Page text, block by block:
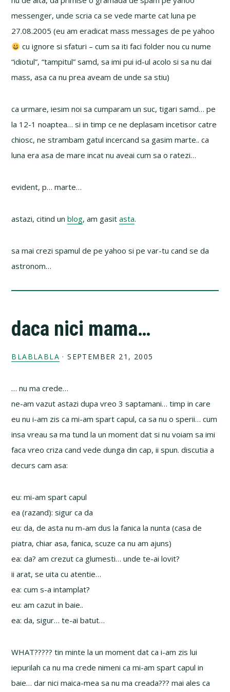
messenger, unde scria ca se vede marte cat luna pe
27.08.2005 (eu am eradicat mass messages de pe yahoo
cu ignore si sfaturi – cum sa iti faci folder nou cu nume
“idiotul”, “tampitul” samd, sa imi pui id-ul acolo si sa nu dai
mass, asa ca nu prea aveam de unde sa stiu)
ca urmare, iesim noi sa cumparam un suc, tigari samd… pe
la 12-1 noaptea… si in timp ce ne deplasam incetisor catre
chiosc, ne strambam gatul incercand sa gasim marte.. ca
luna era asa de mare incat nu aveai cum sa o ratezi…
evident, p… marte…
astazi, citind unblog, am gasitasta.
sa mai crezi spamul de pe yahoo si pe var-tu cand se da
astronom…
daca nici mama…
BLABLABLA · SEPTEMBER 21, 2005
… nu ma crede…
ne-am vazut astazi dupa vreo 3 saptamani… timp in care
eu nu i-am zis ca mi-am spart capul, ca sa nu o sperii… cum
insa vreau sa ma tund la un moment dat si nu voiam sa imi
faca vreo criza cand vede dunga din cap, ii spun. discutia a
decurs cam asa:
eu: mi-am spart capul
ea (razand): sigur ca da
eu: da, de asta nu m-am dus la fanica la nunta (casa de
piatra, chiar asa, fanica, scuze ca nu am ajuns)
ea: da? am crezut ca glumesti… unde te-ai lovit?
ii arat, se uita cu atentie…
ea: cum s-a intamplat?
eu: am cazut in baie..
ea: da, sigur… te-ai batut…
WHAT????? tin minte la un moment dat ca i-am zis lui
iepurilah ca nu ma crede nimeni ca mi-am spart capul in
baie… dar nici maica-mea sa nu ma creada??? mai ales ca